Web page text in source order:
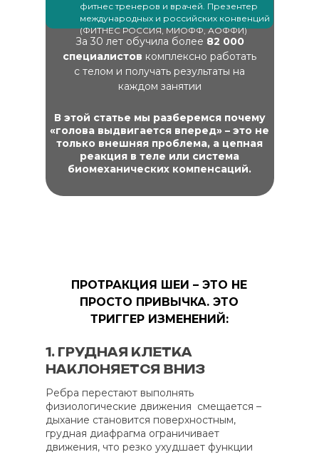
В этой статье мы разберемся почему
«голова выдвигается вперед» – это не
только внешняя проблема, а цепная
реакция в теле или система
биомеханических компенсаций.
За 30 лет обучила более 82 000
специалистов комплексно работать
с телом и получать результаты на
каждом занятии
фитнес тренеров и врачей. Презентер
международных и российских конвенций
(ФИТНЕС РОССИЯ, МИОФФ, АОФФИ)
ПРОТРАКЦИЯ ШЕИ – ЭТО НЕ
ПРОСТО ПРИВЫЧКА. ЭТО
ТРИГГЕР ИЗМЕНЕНИЙ:
Ребра перестают выполнять
физиологические движения смещается –
дыхание становится поверхностным,
грудная диафрагма ограничивает
движения, что резко ухудшает функции
1. ГРУДНАЯ КЛЕТКА
НАКЛОНЯЕТСЯ ВНИЗ